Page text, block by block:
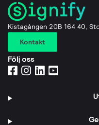
Kistagången 20B 164 40,
Kontakt
Följ oss